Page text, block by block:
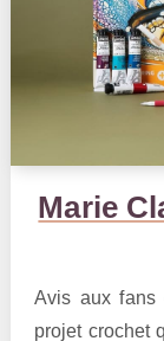
Marie
Avis aux fans
projet crochet